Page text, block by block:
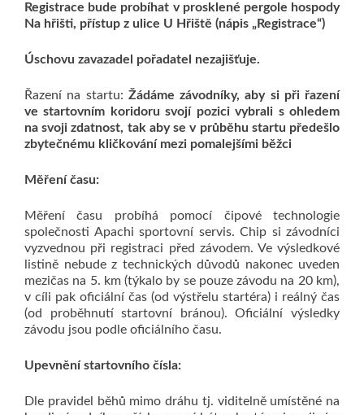
Registrace bude probíhat v prosklené pergole hospody
Na hřišti, přístup z ulice U Hřiště (nápis „Registrace“)
Úschovu zavazadel pořadatel nezajišťuje.
Řazení na startu: Žádáme závodníky, aby si při řazení
ve startovním koridoru svojí pozici vybrali s ohledem
na svoji zdatnost, tak aby se v průběhu startu předešlo
zbytečnému kličkování mezi pomalejšími běžci
Měření času:
Měření času probíhá pomocí čipové technologie
společnosti Apachi sportovní servis. Chip si závodníci
vyzvednou při registraci před závodem. Ve výsledkové
listině nebude z technických důvodů nakonec uveden
mezičas na 5. km (týkalo by se pouze závodu na 20 km),
v cíli pak oficiální čas (od výstřelu startéra) i reálný čas
(od proběhnutí startovní bránou). Oficiální výsledky
závodu jsou podle oficiálního času.
Upevnění startovního čísla:
Dle pravidel běhů mimo dráhu tj. viditelně umístěné na